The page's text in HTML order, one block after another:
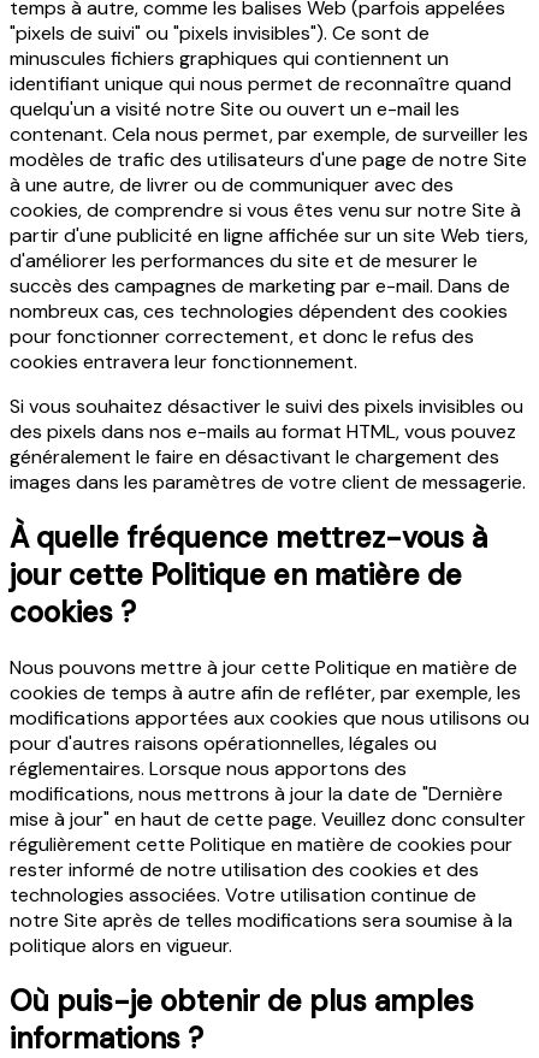
temps à autre, comme les balises Web (parfois appelées
"pixels de suivi" ou "pixels invisibles"). Ce sont de
minuscules fichiers graphiques qui contiennent un
identifiant unique qui nous permet de reconnaître quand
quelqu'un a visité notre Site ou ouvert un e-mail les
contenant. Cela nous permet, par exemple, de surveiller les
modèles de trafic des utilisateurs d'une page de notre Site
à une autre, de livrer ou de communiquer avec des
cookies, de comprendre si vous êtes venu sur notre Site à
partir d'une publicité en ligne affichée sur un site Web tiers,
d'améliorer les performances du site et de mesurer le
succès des campagnes de marketing par e-mail. Dans de
nombreux cas, ces technologies dépendent des cookies
pour fonctionner correctement, et donc le refus des
cookies entravera leur fonctionnement.
Si vous souhaitez désactiver le suivi des pixels invisibles ou
des pixels dans nos e-mails au format HTML, vous pouvez
généralement le faire en désactivant le chargement des
images dans les paramètres de votre client de messagerie.
À quelle fréquence mettrez-vous à
jour cette Politique en matière de
cookies ?
Nous pouvons mettre à jour cette Politique en matière de
cookies de temps à autre afin de refléter, par exemple, les
modifications apportées aux cookies que nous utilisons ou
pour d'autres raisons opérationnelles, légales ou
réglementaires. Lorsque nous apportons des
modifications, nous mettrons à jour la date de "Dernière
mise à jour" en haut de cette page. Veuillez donc consulter
régulièrement cette Politique en matière de cookies pour
rester informé de notre utilisation des cookies et des
technologies associées. Votre utilisation continue de
notre Site après de telles modifications sera soumise à la
politique alors en vigueur.
Où puis-je obtenir de plus amples
informations ?